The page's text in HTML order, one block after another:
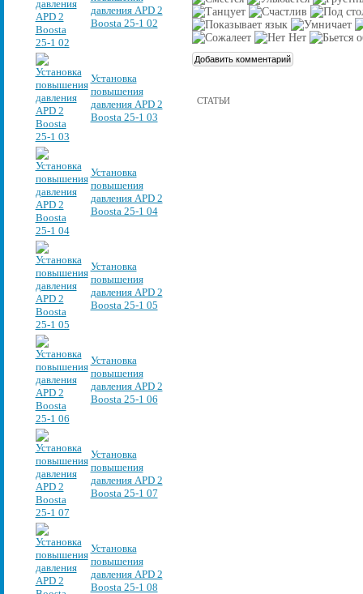
давления APD 2
Boosta 25-1 02
Установка
повышения
давления APD 2
Boosta 25-1 03
Установка
повышения
давления APD 2
Boosta 25-1 04
Установка
повышения
давления APD 2
Boosta 25-1 05
Установка
повышения
давления APD 2
Boosta 25-1 06
Установка
повышения
давления APD 2
Boosta 25-1 07
Установка
повышения
давления APD 2
Boosta 25-1 08
СТАТЬИ